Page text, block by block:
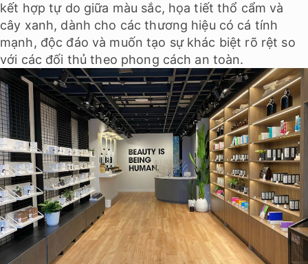
kết hợp tự do giữa màu sắc, họa tiết thổ cẩm và
cây xanh, dành cho các thương hiệu có cá tính
mạnh, độc đáo và muốn tạo sự khác biệt rõ rệt so
với các đối thủ theo phong cách an toàn.